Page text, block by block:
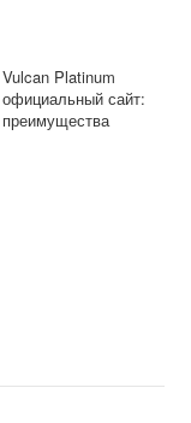
Vulcan Platinum
официальный сайт:
преимущества